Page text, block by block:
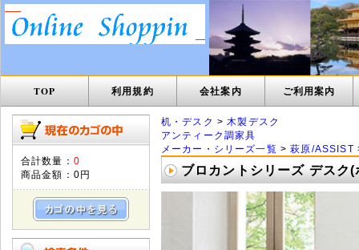
TOP 利用規約 会社案内 ご利用案内
合計数量： 0
商品金額： 0円
机・デスク > 木製デスク
アンティーク調家具
メーカー・シリーズ一覧 >萩原/ASSIST
ブロカントシリーズ デスク